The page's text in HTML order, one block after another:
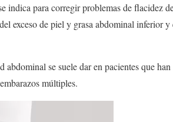
indica para corregir problemas de flacidez
exceso de piel y grasa abdominal inferior y
se suele dar en pacientes que
múltiples.